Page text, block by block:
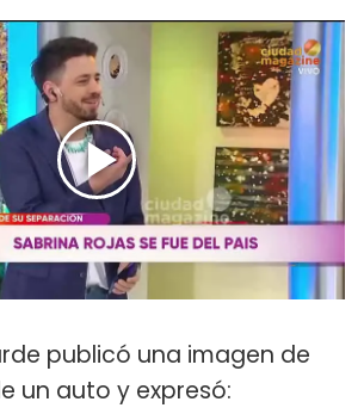
publicó una imagen de
un auto y expresó: